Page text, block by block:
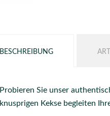
BESCHREIBUNG
Probieren Sie unser
knusprigen Kekse begleiten